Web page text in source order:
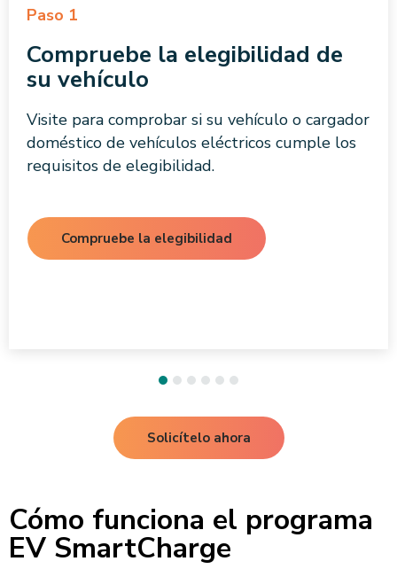
Paso 1
Compruebe la elegibilidad de
su vehículo
Visite para comprobar si su vehículo o cargador
doméstico de vehículos eléctricos cumple los
requisitos de elegibilidad.
Compruebe la elegibilidad
Solicítelo ahora
Cómo funciona el programa
EV SmartCharge